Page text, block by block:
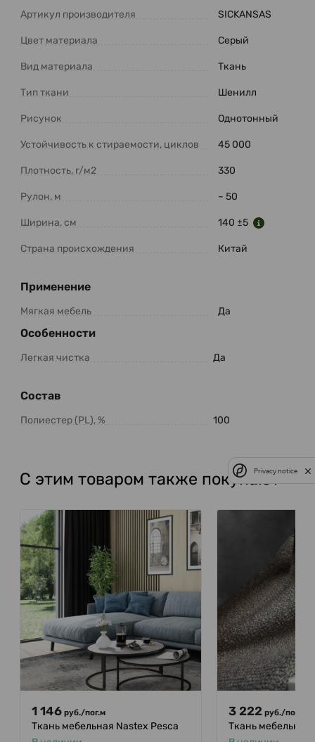
Артикул производителя SICKANSAS
Цвет материала Серый
Вид материала Ткань
Тип ткани Шенилл
Рисунок Однотонный
Устойчивость к стираемости, циклов 45 000
Плотность, г/м2 330
Рулон, м ~ 50
Ширина, см 140 ±5
Страна происхождения Китай
Применение
Мягкая мебель Да
Особенности
Легкая чистка Да
Состав
Полиестер (PL), % 100
С этим товаром также покупают
1 146 руб./пог.м
Ткань мебельная Nastex Pesca
3 222 руб./пог.м
Ткань мебельная
Privacy notice